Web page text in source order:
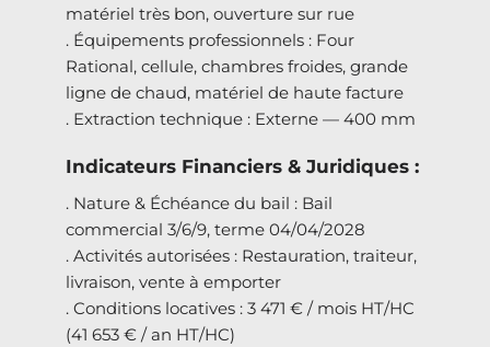
matériel très bon, ouverture sur rue
. Équipements professionnels : Four
Rational, cellule, chambres froides, grande
ligne de chaud, matériel de haute facture
. Extraction technique : Externe — 400 mm
Indicateurs Financiers & Juridiques :
. Nature & Échéance du bail : Bail
commercial 3/6/9, terme 04/04/2028
. Activités autorisées : Restauration, traiteur,
livraison, vente à emporter
. Conditions locatives : 3 471 € / mois HT/HC
(41 653 € / an HT/HC)